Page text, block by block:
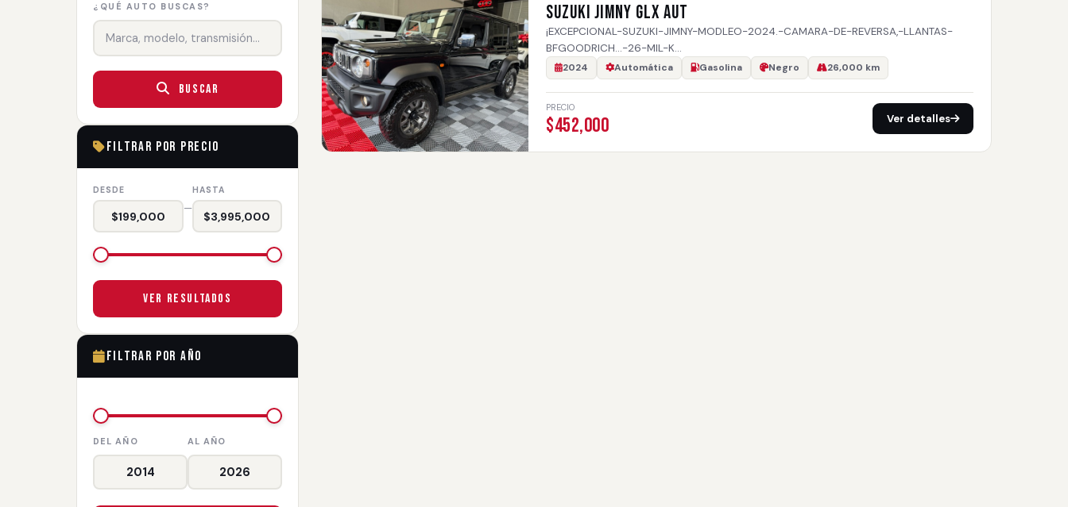
¿QUÉ AUTO BUSCAS?
Buscar
Filtrar por Precio
DESDE
$199,000
—
HASTA
$3,995,000
Ver Resultados
Filtrar por Año
DEL AÑO AL AÑO
SUZUKI JIMNY GLX AUT
¡EXCEPCIONAL-SUZUKI-JIMNY-MODLEO-2024.-CAMARA-DE-REVERSA,-LLANTAS-
BFGOODRICH…-26-MIL-K…
2024 Automática Gasolina Negro 26,000 km
PRECIO
$452,000 Ver detalles